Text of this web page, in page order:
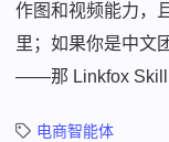
作图和视频能力，
里；如果你是中文
——那 Linkfox Skill
电商智能体